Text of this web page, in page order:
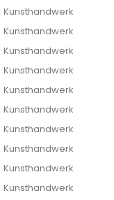
Kunsthandwerk
Kunsthandwerk
Kunsthandwerk
Kunsthandwerk
Kunsthandwerk
Kunsthandwerk
Kunsthandwerk
Kunsthandwerk
Kunsthandwerk
Kunsthandwerk